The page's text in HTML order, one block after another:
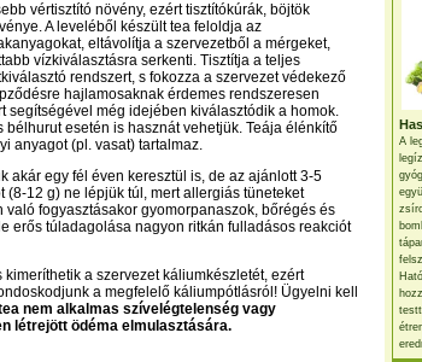
A
vértisztító növény, ezért tisztítókúrák, böjtök
A leveléből készült tea feloldja az
eltávolítja a szervezetből a mérgeket,
vízkiválasztásra serkenti. Tisztítja a teljes
rendszert, s fokozza a szervezet védekező
hajlamosaknak érdemes rendszeresen
segítségével még idejében kiválasztódik a homok.
bélhurut esetén is hasznát vehetjük. Teája élénkítő
anyagot (pl. vasat) tartalmaz.
akár egy fél éven keresztül is, de az ajánlott 3-5
(8-12 g) ne lépjük túl, mert allergiás tüneteket
fogyasztásakor gyomorpanaszok, bőrégés és
erős túladagolása nagyon ritkán fulladásos reakciót
a szervezet káliumkészletét, ezért
a megfelelő káliumpótlásról! Ügyelni kell
nem alkalmas szívelégtelenség vagy
létrejött ödéma elmulasztására.